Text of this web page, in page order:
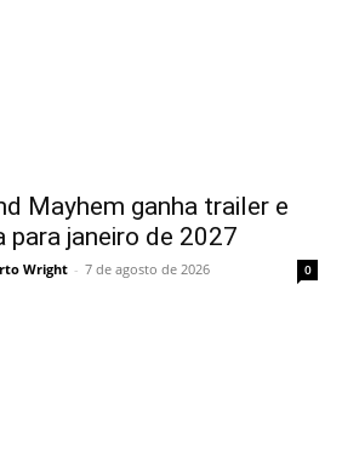
Mayhem ganha trailer e
janeiro de 2027
Wright - 7 de agosto de 2026 0